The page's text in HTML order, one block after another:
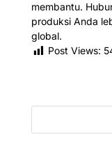
membantu.
produksi Anda
global.
Post Views: